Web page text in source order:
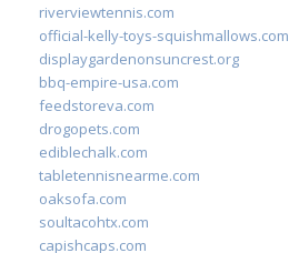
riverviewtennis.com
official-kelly-toys-squishmallows.com
displaygardenonsuncrest.org
bbq-empire-usa.com
feedstoreva.com
drogopets.com
ediblechalk.com
tabletennisnearme.com
oaksofa.com
soultacohtx.com
capishcaps.com